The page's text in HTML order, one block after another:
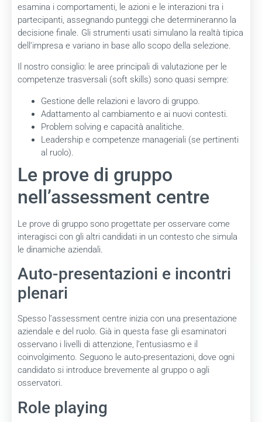
esamina i comportamenti, le azioni e le interazioni tra i
partecipanti, assegnando punteggi che determineranno la
decisione finale. Gli strumenti usati simulano la realtà tipica
dell’impresa e variano in base allo scopo della selezione.
Il nostro consiglio: le aree principali di valutazione per le
competenze trasversali (soft skills) sono quasi sempre:
Gestione delle relazioni e lavoro di gruppo.
Adattamento al cambiamento e ai nuovi contesti.
Problem solving e capacità analitiche.
Leadership e competenze manageriali (se pertinenti
al ruolo).
Le prove di gruppo
nell’assessment centre
Le prove di gruppo sono progettate per osservare come
interagisci con gli altri candidati in un contesto che simula
le dinamiche aziendali.
Auto-presentazioni e incontri
plenari
Spesso l’assessment centre inizia con una presentazione
aziendale e del ruolo. Già in questa fase gli esaminatori
osservano i livelli di attenzione, l’entusiasmo e il
coinvolgimento. Seguono le auto-presentazioni, dove ogni
candidato si introduce brevemente al gruppo o agli
osservatori.
Role playing